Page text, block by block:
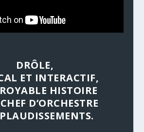
DRÔLE,
ET INTERACTIF,
HISTOIRE
D’ORCHESTRE